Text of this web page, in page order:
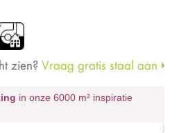
zien? Vraag gratis staal aan
in onze 6000 m² inspiratie